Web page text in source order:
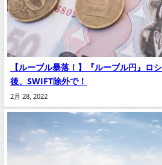
【ルーブル暴落！】『ルーブル円』ロ
後、SWIFT除外で！
2月 28, 2022